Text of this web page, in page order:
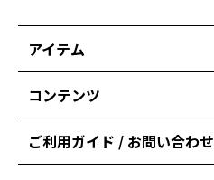
アイテム
コンテンツ
ご利用ガイド / お問い合わせ